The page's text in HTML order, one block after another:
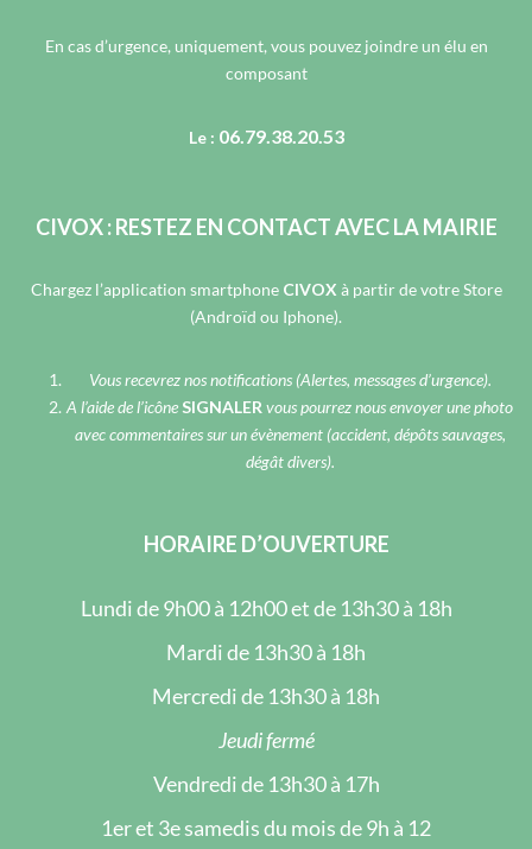
En cas d’urgence, uniquement, vous pouvez joindre un élu en
composant
Le : 06.79.38.20.53
CIVOX : RESTEZ EN CONTACT AVEC LA MAIRIE
Chargez l’application smartphone CIVOX à partir de votre Store
(Androïd ou Iphone).
Vous recevrez nos notifications (Alertes, messages d’urgence).
A l’aide de l’icône SIGNALER vous pourrez nous envoyer une photo
avec commentaires sur un évènement (accident, dépôts sauvages,
dégât divers).
HORAIRE D’OUVERTURE
Lundi de 9h00 à 12h00 et de 13h30 à 18h
Mardi de 13h30 à 18h
Mercredi de 13h30 à 18h
Jeudi fermé
Vendredi de 13h30 à 17h
1er et 3e samedis du mois de 9h à 12